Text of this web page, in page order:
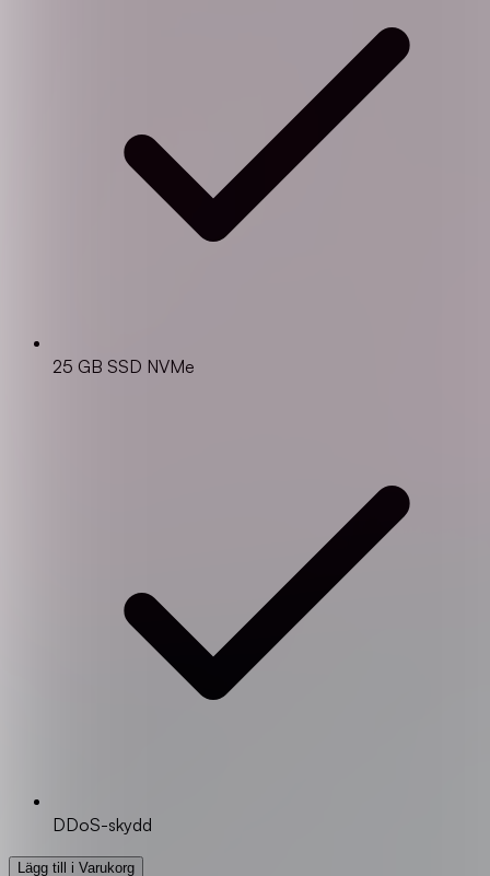
25 GB SSD NVMe
DDoS-skydd
Lägg till i Varukorg